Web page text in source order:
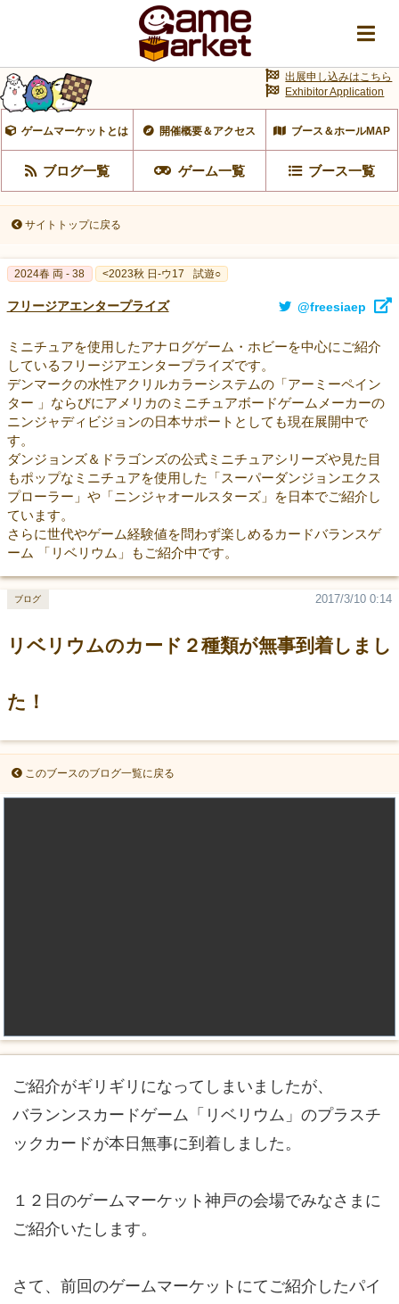
ゲームマーケットとは 開催概要＆アクセス ブース＆ホールMAP
ブログ一覧 ゲーム一覧 ブース一覧
出展申し込みはこちら
Exhibitor Application
サイトトップに戻る
2024春 両 - 38 <2023秋 日-ウ17 試遊○
フリージアエンタープライズ @freesiaep
ミニチュアを使用したアナログゲーム・ホビーを中心にご紹介
しているフリージアエンタープライズです。
デンマークの水性アクリルカラーシステムの「アーミーペイン
ター 」ならびにアメリカのミニチュアボードゲームメーカーの
ニンジャディビジョンの日本サポートとしても現在展開中で
す。
ダンジョンズ＆ドラゴンズの公式ミニチュアシリーズや見た目
もポップなミニチュアを使用した「スーパーダンジョンエクス
プローラー」や「ニンジャオールスターズ」を日本でご紹介し
ています。
さらに世代やゲーム経験値を問わず楽しめるカードバランスゲ
ーム 「リベリウム」もご紹介中です。
リベリウムのカード２種類が無事到着しまし
た！
2017/3/10 0:14
ブログ
このブースのブログ一覧に戻る
ご紹介がギリギリになってしまいましたが、
バランンスカードゲーム「リベリウム」のプラスチ
ックカードが本日無事に到着しました。
１２日のゲームマーケット神戸の会場でみなさまに
ご紹介いたします。
さて、前回のゲームマーケットにてご紹介したパイ